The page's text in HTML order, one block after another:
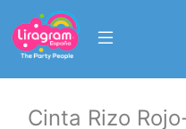
Cinta Rizo